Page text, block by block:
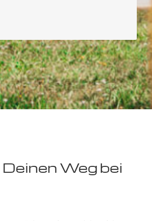
Weg bei